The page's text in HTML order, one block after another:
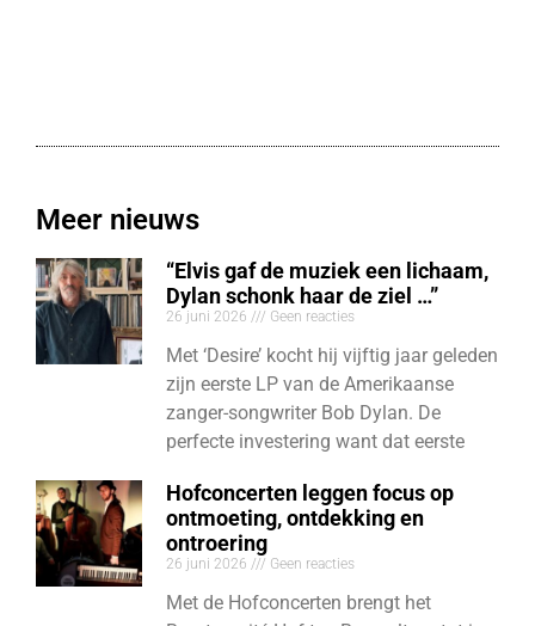
Meer nieuws
“Elvis gaf de muziek een lichaam,
Dylan schonk haar de ziel …”
26 juni 2026 Geen reacties
Met ‘Desire’ kocht hij vijftig jaar geleden
zijn eerste LP van de Amerikaanse
zanger-songwriter Bob Dylan. De
perfecte investering want dat eerste
Hofconcerten leggen focus op
ontmoeting, ontdekking en
ontroering
26 juni 2026 Geen reacties
Met de Hofconcerten brengt het